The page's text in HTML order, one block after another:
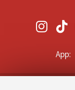
App: